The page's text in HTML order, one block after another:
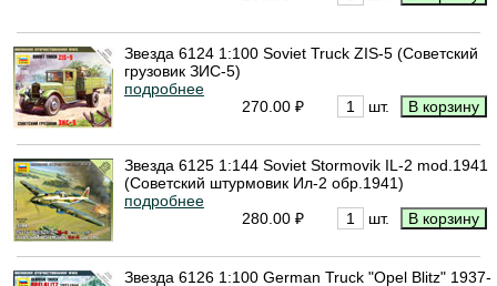
Звезда 6124 1:100 Soviet Truck ZIS-5 (Советский
грузовик ЗИС-5)
подробнее
270.00 ₽
шт.
Звезда 6125 1:144 Soviet Stormovik IL-2 mod.1941
(Советский штурмовик Ил-2 обр.1941)
подробнее
280.00 ₽
шт.
Звезда 6126 1:100 German Truck "Opel Blitz" 1937-